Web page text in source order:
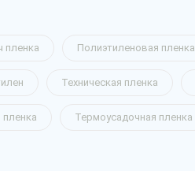
пленка Полиэтиленовая пленка
Техническая пленка
Термоусадочная пленка